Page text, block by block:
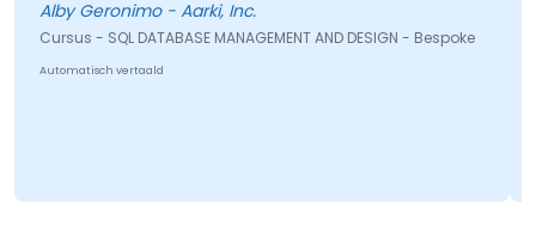
Alby Geronimo - Aarki, Inc.
Cursus - SQL DATABASE MANAGEMENT AND DESIGN - Bespoke
Automatisch vertaald